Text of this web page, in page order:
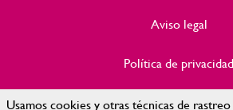
Usamos cookies y otras técnicas de
Aviso legal
Política de privacidad
Política de Cookies